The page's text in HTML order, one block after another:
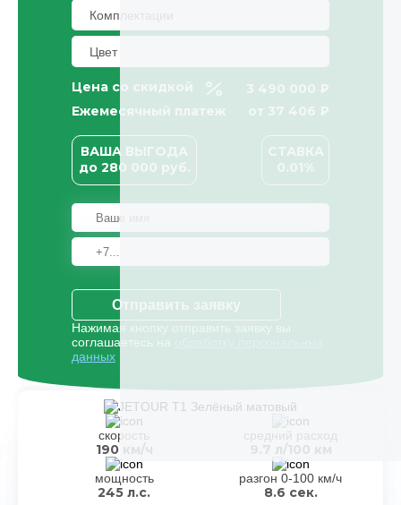
Цена со скидкой
3 490 000 ₽
Ежемесячный платеж
от 37 406 ₽
ВАША ВЫГОДА
до 280 000 руб.
СТАВКА
0.01%
Отправить заявку
Нажимая кнопку отправить заявку вы
соглашаетесь на
данных
скорость
190 км/ч
средний расход
мощность
245 л.с.
разгон 0-100 км/ч
8.6 сек.